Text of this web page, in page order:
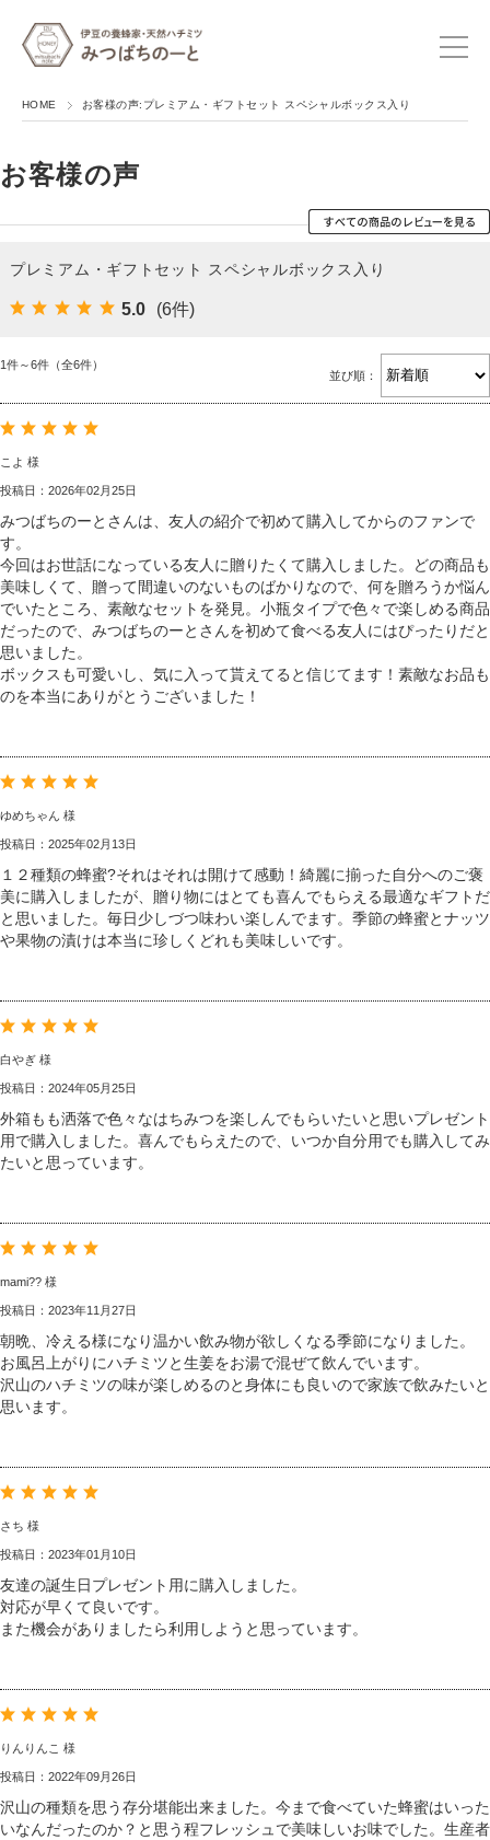
HOME お客様の声:プレミアム・ギフトセット スペシャルボックス入り
お客様の声
プレミアム・ギフトセット スペシャルボックス入り
5.0 (6件)
1件～6件（全6件）
並び順：
こよ 様
投稿日：2026年02月25日
みつばちのーとさんは、友人の紹介で初めて購入してからのファンで
す。
今回はお世話になっている友人に贈りたくて購入しました。どの商品も
美味しくて、贈って間違いのないものばかりなので、何を贈ろうか悩ん
でいたところ、素敵なセットを発見。小瓶タイプで色々で楽しめる商品
だったので、みつばちのーとさんを初めて食べる友人にはぴったりだと
思いました。
ボックスも可愛いし、気に入って貰えてると信じてます！素敵なお品も
のを本当にありがとうございました！
ゆめちゃん 様
投稿日：2025年02月13日
１２種類の蜂蜜?それはそれは開けて感動！綺麗に揃った自分へのご褒
美に購入しましたが、贈り物にはとても喜んでもらえる最適なギフトだ
と思いました。毎日少しづつ味わい楽しんでます。季節の蜂蜜とナッツ
や果物の漬けは本当に珍しくどれも美味しいです。
白やぎ 様
投稿日：2024年05月25日
外箱もも洒落で色々なはちみつを楽しんでもらいたいと思いプレゼント
用で購入しました。喜んでもらえたので、いつか自分用でも購入してみ
たいと思っています。
mami?? 様
投稿日：2023年11月27日
朝晩、冷える様になり温かい飲み物が欲しくなる季節になりました。
お風呂上がりにハチミツと生姜をお湯で混ぜて飲んでいます。
沢山のハチミツの味が楽しめるのと身体にも良いので家族で飲みたいと
思います。
さち 様
投稿日：2023年01月10日
友達の誕生日プレゼント用に購入しました。
対応が早くて良いです。
また機会がありましたら利用しようと思っています。
りんりんこ 様
投稿日：2022年09月26日
沢山の種類を思う存分堪能出来ました。今まで食べていた蜂蜜はいった
いなんだったのか？と思う程フレッシュで美味しいお味でした。生産者